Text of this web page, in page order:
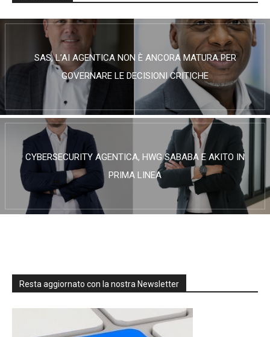
SAS, L’AI AGENTICA NON È ANCORA MATURA PER
GOVERNARE LE DECISIONI CRITICHE
CYBERSECURITY AGENTICA, HWG SABABA E AKITO IN
PRIMA LINEA
Resta aggiornato con la nostra Newsletter